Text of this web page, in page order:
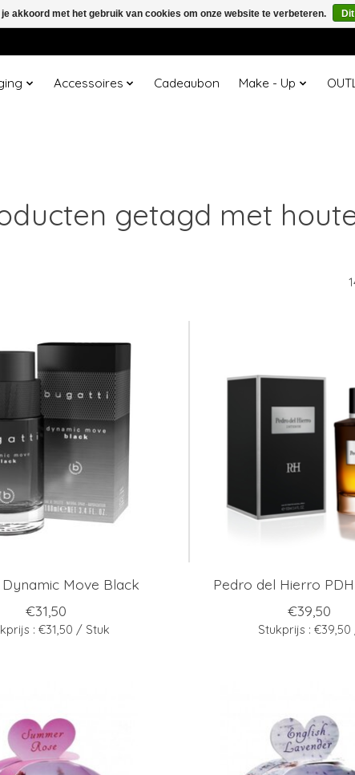
Accessoires Cadeaubon Make - Up
getagd met
Move Black
€31,50
: €31,50 / Stuk
Pedro del Hierro
€39,50
Stukprijs :
akkoord met het gebruik van cookies om onze website te verbeteren.